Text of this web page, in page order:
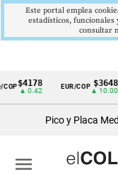
Cintillo
económicos
$4178
▲ 0.42
EUR/COP $3648
▲ 10.00
Pico y Placa
menu
Este portal emplea
estadísticos, funcionales
consultar